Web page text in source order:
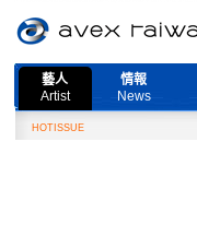
藝人
Artist
情報
News
HOTISSUE